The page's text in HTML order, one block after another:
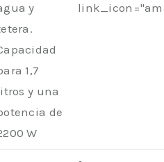
y
1,7
y una
de
W